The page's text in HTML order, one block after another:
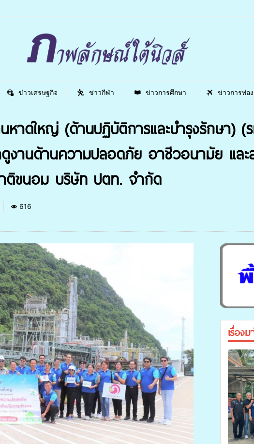
ข่าวเศรษฐกิจ ข่าวกีฬา ข่าวการศึกษา ข่าวการท่อง
หาดใหญ่ (ด้านปฏิบัติการและบำรุงรักษา)
งานด้านความปลอดภัย อาชีวอนามัย และ
ติขนอม บริษัท ปตท. จำกัด
616
เรื่องม